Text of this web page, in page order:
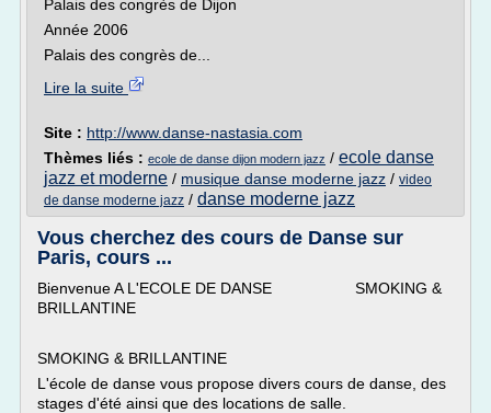
Palais des congrès de Dijon
Année 2006
Palais des congrès de...
Lire la suite
Site : http://www.danse-nastasia.com
Thèmes liés : ecole de danse dijon modern jazz / ecole danse
jazz et moderne / musique danse moderne jazz / video
de danse moderne jazz / danse moderne jazz
Vous cherchez des cours de Danse sur
Paris, cours ...
Bienvenue A L'ECOLE DE DANSE SMOKING &
BRILLANTINE
SMOKING & BRILLANTINE
L'école de danse vous propose divers cours de danse, des
stages d'été ainsi que des locations de salle.